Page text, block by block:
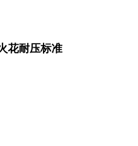
花耐压标准